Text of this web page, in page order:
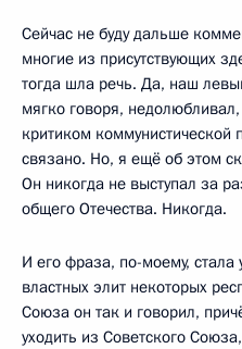
Сейчас не буду дальше
многие из присутствующих
тогда шла речь. Да, наш
мягко говоря,
критиком коммунистической
связано. Но, я ещё об этом
Он никогда не выступал за
общего Отечества. Никогда.
И его фраза, по-моему,
властных элит некоторых
Союза он так и говорил,
уходить из Советского